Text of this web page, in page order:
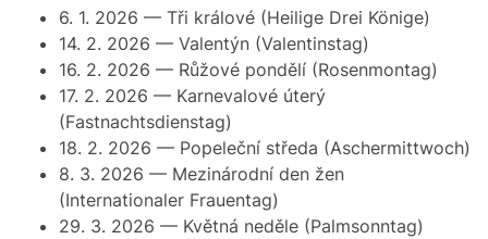
6. 1. 2026 — Tři králové (Heilige Drei Könige)
14. 2. 2026 — Valentýn (Valentinstag)
16. 2. 2026 — Růžové pondělí (Rosenmontag)
17. 2. 2026 — Karnevalové úterý
(Fastnachtsdienstag)
18. 2. 2026 — Popeleční středa (Aschermittwoch)
8. 3. 2026 — Mezinárodní den žen
(Internationaler Frauentag)
29. 3. 2026 — Květná neděle (Palmsonntag)